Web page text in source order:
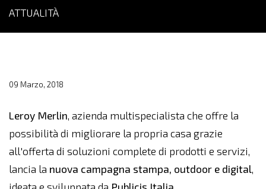
ATTUALITÀ
09 Marzo, 2018
Leroy Merlin, azienda multispecialista che offre la
possibilità di migliorare la propria casa grazie
all'offerta di soluzioni complete di prodotti e servizi,
lancia la nuova campagna stampa, outdoor e digital,